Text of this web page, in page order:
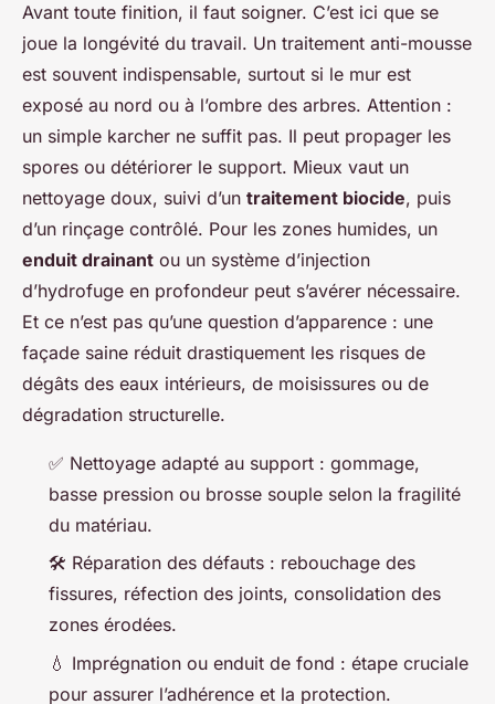
Avant toute finition, il faut soigner. C’est ici que se
joue la longévité du travail. Un traitement anti-mousse
est souvent indispensable, surtout si le mur est
exposé au nord ou à l’ombre des arbres. Attention :
un simple karcher ne suffit pas. Il peut propager les
spores ou détériorer le support. Mieux vaut un
nettoyage doux, suivi d’un traitement biocide, puis
d’un rinçage contrôlé. Pour les zones humides, un
enduit drainant ou un système d’injection
d’hydrofuge en profondeur peut s’avérer nécessaire.
Et ce n’est pas qu’une question d’apparence : une
façade saine réduit drastiquement les risques de
dégâts des eaux intérieurs, de moisissures ou de
dégradation structurelle.
✅ Nettoyage adapté au support : gommage,
basse pression ou brosse souple selon la fragilité
du matériau.
🛠️ Réparation des défauts : rebouchage des
fissures, réfection des joints, consolidation des
zones érodées.
💧 Imprégnation ou enduit de fond : étape cruciale
pour assurer l’adhérence et la protection.